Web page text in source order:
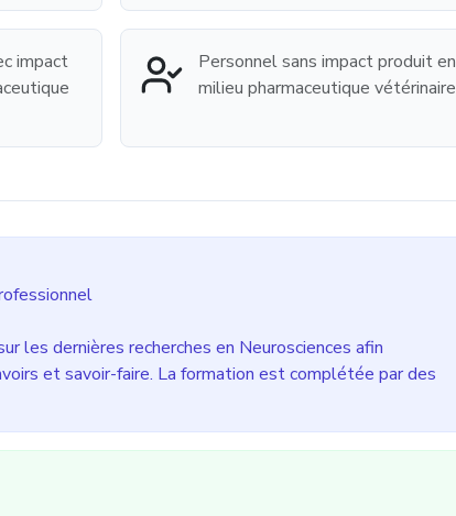
impact
Personnel sans impact produit en
milieu pharmaceutique vétérinaire
les dernières recherches en Neurosciences afin
et savoir-faire. La formation est complétée par des